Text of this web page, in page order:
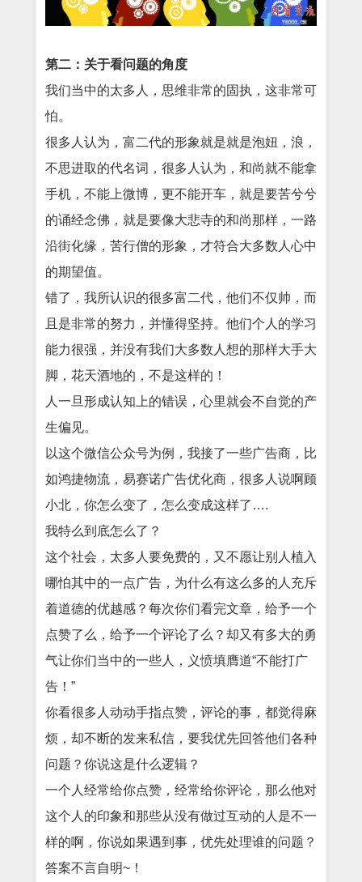
第二：关于看问题的角度
我们当中的太多人，思维非常的固执，这非常可
怕。
很多人认为，富二代的形象就是就是泡妞，浪，
不思进取的代名词，很多人认为，和尚就不能拿
手机，不能上微博，更不能开车，就是要苦兮兮
的诵经念佛，就是要像大悲寺的和尚那样，一路
沿街化缘，苦行僧的形象，才符合大多数人心中
的期望值。
错了，我所认识的很多富二代，他们不仅帅，而
且是非常的努力，并懂得坚持。他们个人的学习
能力很强，并没有我们大多数人想的那样大手大
脚，花天酒地的，不是这样的！
人一旦形成认知上的错误，心里就会不自觉的产
生偏见。
以这个微信公众号为例，我接了一些广告商，比
如鸿捷物流，易赛诺广告优化商，很多人说啊顾
小北，你怎么变了，怎么变成这样了….
我特么到底怎么了？
这个社会，太多人要免费的，又不愿让别人植入
哪怕其中的一点广告，为什么有这么多的人充斥
着道德的优越感？ 每次你们看完文章，给予一个
点赞了么，给予一个评论了么？却又有多大的勇
气让你们当中的一些人，义愤填膺道“不能打广
告！”
你看很多人动动手指点赞，评论的事，都觉得麻
烦，却不断的发来私信，要我优先回答他们各种
问题？你说这是什么逻辑？
一个人经常给你点赞，经常给你评论，那么他对
这个人的印象和那些从没有做过互动的人是不一
样的啊，你说如果遇到事，优先处理谁的问题？
答案不言自明~！